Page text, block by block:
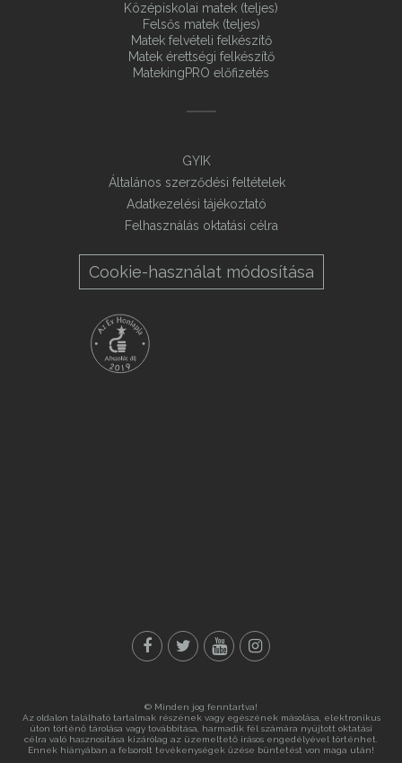
Középiskolai matek (teljes)
Felsős matek (teljes)
Matek felvételi felkészítő
Matek érettségi felkészítő
MatekingPRO előfizetés
GYIK
Általános szerződési feltételek
Adatkezelési tájékoztató
Felhasználás oktatási célra
Cookie-használat módosítása
© Minden jog fenntartva!
Az oldalon található tartalmak részének vagy egészének másolása, elektronikus
úton történő tárolása vagy továbbítása, harmadik fél számára nyújtott oktatási
célra való hasznosítása kizárólag az üzemeltető írásos engedélyével történhet.
Ennek hiányában a felsorolt tevékenységek űzése büntetést von maga után!